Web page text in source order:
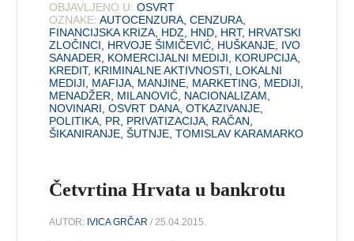
OBJAVLJENO U: OSVRT
OZNAKE: AUTOCENZURA,CENZURA,
FINANCIJSKA KRIZA, HDZ, HND, HRT, HRVATSKI
ZLOČINCI, HRVOJE ŠIMIČEVIĆ, HUŠKANJE, IVO
SANADER, KOMERCIJALNI MEDIJI, KORUPCIJA,
KREDIT, KRIMINALNE AKTIVNOSTI, LOKALNI
MEDIJI, MAFIJA, MANJINE, MARKETING, MEDIJI,
MENADŽER, MILANOVIĆ, NACIONALIZAM,
NOVINARI,OSVRT DANA,OTKAZIVANJE,
POLITIKA, PR, PRIVATIZACIJA, RAČAN,
ŠIKANIRANJE,ŠUTNJE,TOMISLAV KARAMARKO
Četvrtina Hrvata u bankrotu
AUTOR: IVICA GRČAR / 25.04.2015.